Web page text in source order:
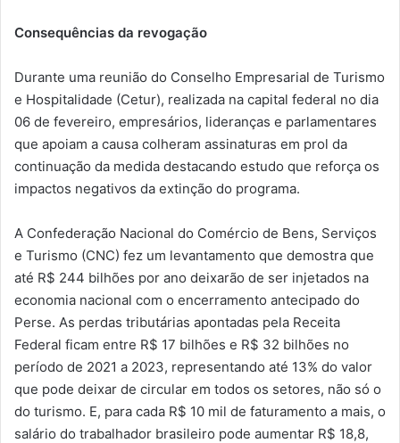
Consequências da revogação
Durante uma reunião do Conselho Empresarial de Turismo
e Hospitalidade (Cetur), realizada na capital federal no dia
06 de fevereiro, empresários, lideranças e parlamentares
que apoiam a causa colheram assinaturas em prol da
continuação da medida destacando estudo que reforça os
impactos negativos da extinção do programa.
A Confederação Nacional do Comércio de Bens, Serviços
e Turismo (CNC) fez um levantamento que demostra que
até R$ 244 bilhões por ano deixarão de ser injetados na
economia nacional com o encerramento antecipado do
Perse. As perdas tributárias apontadas pela Receita
Federal ficam entre R$ 17 bilhões e R$ 32 bilhões no
período de 2021 a 2023, representando até 13% do valor
que pode deixar de circular em todos os setores, não só o
do turismo. E, para cada R$ 10 mil de faturamento a mais, o
salário do trabalhador brasileiro pode aumentar R$ 18,8,